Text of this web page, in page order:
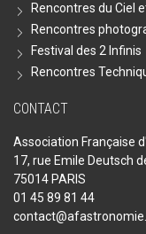
Rencontres du Ciel
Rencontres
Festival des 2 Infinis
Rencontres
CONTACT
Association Française
17, rue Emile Deutsch
75014 PARIS
01 45 89 81 44